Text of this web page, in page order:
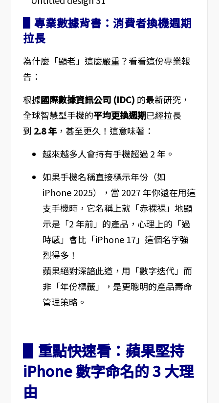
▋專業數據背書：消費者換機週期
拉長
為什麼「顯老」這麼嚴重？看看這份專業報
告：
根據國際數據資訊公司 (IDC) 的最新研究，
全球智慧型手機的平均更換週期已經拉長
到 2.8 年，甚至更久！這意味著：
越來越多人會持有手機超過 2 年。
如果手機名稱直接標示年份（如
iPhone 2025），當 2027 年你還在用這
支手機時，它名稱上就「赤裸裸」地顯
示是「2 年前」的產品，心理上的「過
時感」會比「iPhone 17」這個名字強
烈得多！
蘋果絕對深諳此道，用「數字迭代」而
非「年份標籤」，是更聰明的產品壽命
管理策略。
▋重點快速看：蘋果堅持
iPhone 數字命名的 3 大理
由